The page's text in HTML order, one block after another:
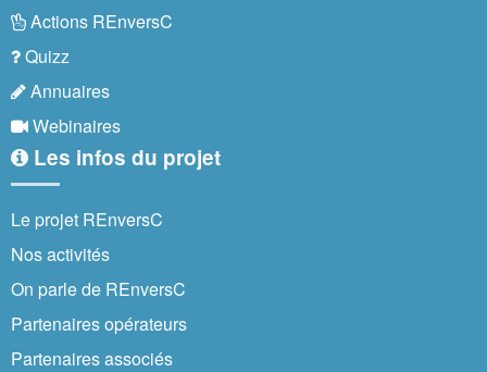
Actions REnversC
Quizz
Annuaires
Webinaires
Les infos du projet
Le projet REnversC
Nos activités
On parle de REnversC
Partenaires opérateurs
Partenaires associés